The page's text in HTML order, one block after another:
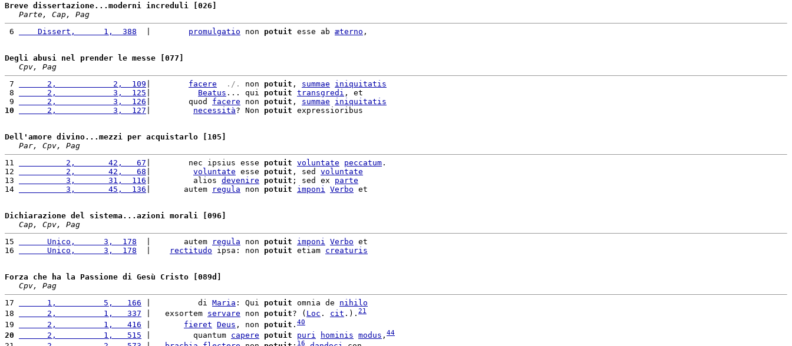
Breve dissertazione...moderni increduli [026]
Parte, Cap, Pag
6
    Dissert,      1,  388
promulgatio non potuit esse ab æterno ,
Degli abusi nel prender le messe [077]
Cpv, Pag
7
      2,            2,  109
facere ./. non potuit , summae
iniquitatis
8
      2,            3,  125
Beatus ... qui potuit transgredi , et
9
      2,            3,  126
|        quod facere non potuit , summae
iniquitatis
10
      2,            3,  127
necessità? Non potuit expressioribus
Dell'amore divino...mezzi per acquistarlo [105]
Par, Cpv, Pag
11
          2,       42,   67
|        nec ipsius esse potuit voluntate peccatum .
12
          2,       42,   68
voluntate esse potuit , sed voluntate
13
          3,       31,  116
|         alios devenire potuit ; sed ex parte
14
          3,       45,  136
|       autem regula non potuit imponi Verbo et
Dichiarazione del sistema...azioni morali [096]
Cap, Cpv, Pag
15
      Unico,      3,  178
  |       autem
regula non potuit imponi Verbo et
16
      Unico,      3,  178
rectitudo ipsa: non potuit etiam creaturis
Forza che ha la Passione di Gesù Cristo [089d]
Cpv, Pag
17
      1,          5,   166
|          di Maria : Qui potuit omnia de nihilo
18
      2,          1,   337
|   exsortem servare non potuit? ( Loc . cit .). 21
19
      2,          1,   416
fieret Deus , non potuit . 40
20
      2,          1,   515
|         quantum capere potuit puri hominis modus , 44
16